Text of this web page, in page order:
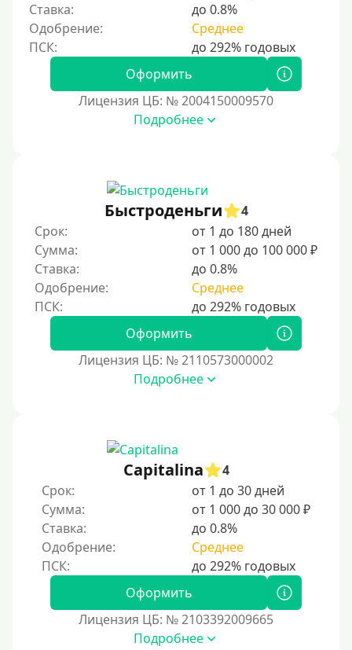
Несовершеннолетним
Студентам
Женский займ
С временной регистрацией
Банкротам
Без подтверждения личности
Пенсионерам
Пенсионерам до 70 лет
Пенсионерам до 75 лет
Пенсионерам до 80 лет
Пенсионерам до 85 лет
Без упоминания места трудоустройства
Для иностранных граждан
Для лиц, имеющих гражданство других государств,
находящихся на территории Украины
Для граждан других стран, проживающих в
Казахстане
Для граждан других стран, прибывающих в
Для граждан Таджикистана, проживающих за
Ставка:
до 0.8%
Одобрение:
Среднее
Оформить
Лицензия ЦБ: № 2004150009570
Подробнее
Быстроденьги
4
Срок:
от 1 до 180 дней
Сумма:
от 1 000 до 100 000 ₽
Ставка:
до 0.8%
Одобрение:
Среднее
Оформить
Лицензия ЦБ: № 2110573000002
Подробнее
Capitalina
4
Срок:
от 1 до 30 дней
Сумма:
от 1 000 до 30 000 ₽
Ставка:
до 0.8%
Одобрение:
Среднее
Оформить
Лицензия ЦБ: № 2103392009665
Подробнее